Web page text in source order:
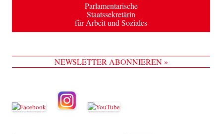
Parlamentarische
Staatssekretärin
für Arbeit und Soziales
NEWSLETTER ABONNIEREN »